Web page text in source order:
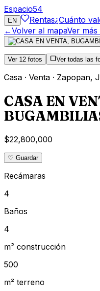
Espacio54
EN Rentas¿Cuánto
←Volver al mapaVer
Ver 12 fotos Ver todas las
Casa · Venta · Zapopan,
CASA EN
$22,800,000
♡ Guardar
Recámaras
4
Baños
4
m² construcción
500
m² terreno